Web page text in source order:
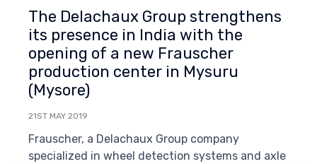
The Delachaux Group strengthens
its presence in India with the
opening of a new Frauscher
production center in Mysuru
(Mysore)
21ST MAY 2019
Frauscher, a Delachaux Group company
specialized in wheel detection systems and axle